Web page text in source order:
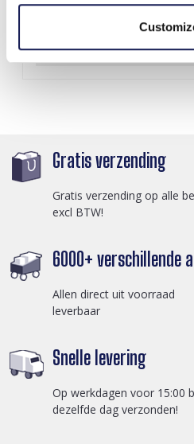
Gratis verzending
Gratis verzending op alle
excl BTW!
6000+ verschillende
Allen direct uit voorraad
leverbaar
Snelle levering
Op werkdagen voor 15:00
dezelfde dag verzonden!